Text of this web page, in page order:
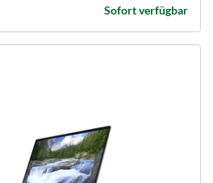
Sofort verfügbar